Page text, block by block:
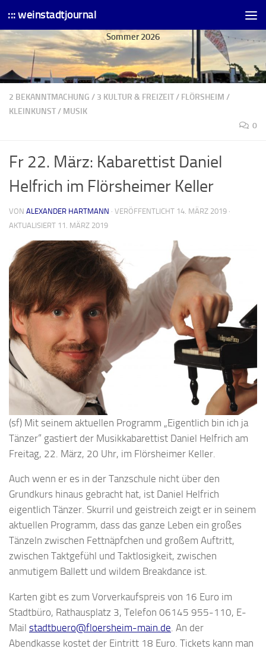
Skip to content
::: weinstadtjournal
Sommer 2026
2 BEKANNTMACHUNG / 3 KULTUR & FREIZEIT/ FLÖRSHEIM /
KLEINKUNST/ MUSIK
0
Fr 22. März: Kabarettist Daniel
Helfrich im Flörsheimer Keller
VON ALEXANDER HARTMANN · VERÖFFENTLICHT 14. MÄRZ 2019 ·
AKTUALISIERT 11. MÄRZ 2019
(sf) Mit seinem aktuellen Programm „Eigentlich bin ich ja
Tänzer“ gastiert der Musikkabarettist Daniel Helfrich am
Freitag, 22. März, 20 Uhr, im Flörsheimer Keller.
Auch wenn er es in der Tanzschule nicht über den
Grundkurs hinaus gebracht hat, ist Daniel Helfrich
eigentlich Tänzer. Skurril und geistreich zeigt er in seinem
aktuellen Programm, dass das ganze Leben ein großes
Tänzeln zwischen Fettnäpfchen und großem Auftritt,
zwischen Taktgefühl und Taktlosigkeit, zwischen
anmutigem Ballett und wildem Breakdance ist.
Karten gibt es zum Vorverkaufspreis von 16 Euro im
Stadtbüro, Rathausplatz 3, Telefon 06145 955-110, E-
Mail stadtbuero@floersheim-main.de. An der
Abendkasse kostet der Eintritt 18 Euro. Tickets kann man